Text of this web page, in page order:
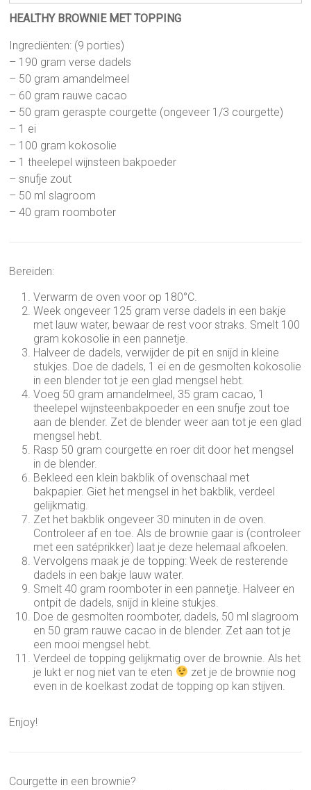
HEALTHY BROWNIE MET TOPPING
Ingrediënten: (9 porties)
– 190 gram verse dadels
– 50 gram amandelmeel
– 60 gram rauwe cacao
– 50 gram geraspte courgette (ongeveer 1/3 courgette)
– 1 ei
– 100 gram kokosolie
– 1 theelepel wijnsteen bakpoeder
– snufje zout
– 50 ml slagroom
– 40 gram roomboter
Bereiden:
Verwarm de oven voor op 180°C.
Week ongeveer 125 gram verse dadels in een bakje
met lauw water, bewaar de rest voor straks. Smelt 100
gram kokosolie in een pannetje.
Halveer de dadels, verwijder de pit en snijd in kleine
stukjes. Doe de dadels, 1 ei en de gesmolten kokosolie
in een blender tot je een glad mengsel hebt.
Voeg 50 gram amandelmeel, 35 gram cacao, 1
theelepel wijnsteenbakpoeder en een snufje zout toe
aan de blender. Zet de blender weer aan tot je een glad
mengsel hebt.
Rasp 50 gram courgette en roer dit door het mengsel
in de blender.
Bekleed een klein bakblik of ovenschaal met
bakpapier. Giet het mengsel in het bakblik, verdeel
gelijkmatig.
Zet het bakblik ongeveer 30 minuten in de oven.
Controleer af en toe. Als de brownie gaar is (controleer
met een satéprikker) laat je deze helemaal afkoelen.
Vervolgens maak je de topping: Week de resterende
dadels in een bakje lauw water.
Smelt 40 gram roomboter in een pannetje. Halveer en
ontpit de dadels, snijd in kleine stukjes.
Doe de gesmolten roomboter, dadels, 50 ml slagroom
en 50 gram rauwe cacao in de blender. Zet aan tot je
een mooi mengsel hebt.
Verdeel de topping gelijkmatig over de brownie. Als het
je lukt er nog niet van te eten
zet je de brownie nog
even in de koelkast zodat de topping op kan stijven.
Enjoy!
Courgette in een brownie?